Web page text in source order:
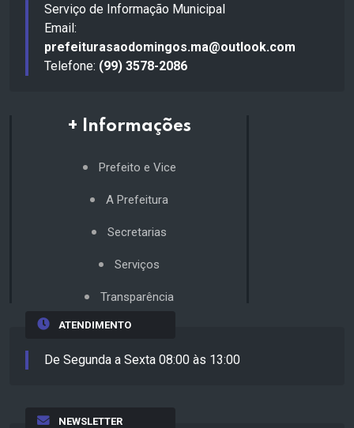
Serviço de Informação Municipal
Email:
prefeiturasaodomingos.ma@outlook.com
Telefone: (99) 3578-2086
+ Informações
Prefeito e Vice
A Prefeitura
Secretarias
Serviços
Transparência
ATENDIMENTO
De Segunda a Sexta 08:00 às 13:00
NEWSLETTER